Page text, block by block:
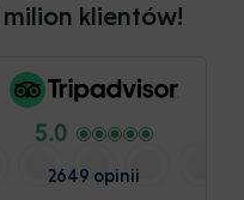
milion klientów!
5.0
2649 opinii